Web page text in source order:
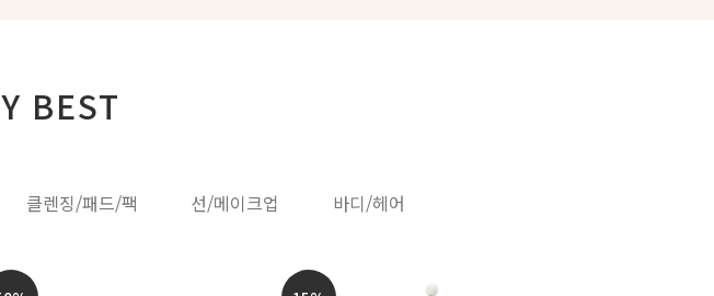
BEST
클렌징/패드/팩 선/메이크업 바디/헤어